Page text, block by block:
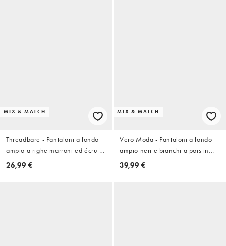
MIX & MATCH
Threadbare - Pantaloni a fondo
ampio a righe marroni ed écru in
coordinato
26,99 €
MIX & MATCH
Vero Moda - Pantaloni a fondo
ampio neri e bianchi a pois in
coordinato
39,99 €